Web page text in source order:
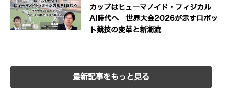
カップはヒューマノイド・フィジカル
AI時代へ 世界大会2026が示すロボッ
ト競技の変革と新潮流
最新記事をもっと見る